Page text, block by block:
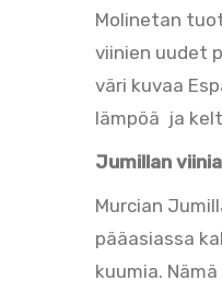
Molinetan
viinien uudet
väri kuvaa
lämpöä ja
Jumillan
Murcian
pääasiassa
kuumia.